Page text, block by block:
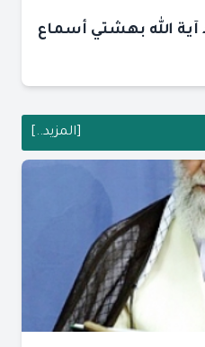
الله بهشتي أسماع
[المزيد..]